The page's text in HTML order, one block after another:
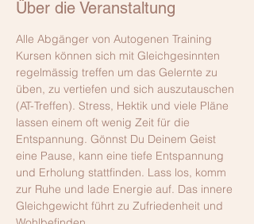
Über die Veranstaltung
Alle Abgänger von Autogenen Training
Kursen können sich mit Gleichgesinnten
regelmässig treffen um das Gelernte zu
üben, zu vertiefen und sich auszutauschen
(AT-Treffen). Stress, Hektik und viele Pläne
lassen einem oft wenig Zeit für die
Entspannung. Gönnst Du Deinem Geist
eine Pause, kann eine tiefe Entspannung
und Erholung stattfinden. Lass los, komm
zur Ruhe und lade Energie auf. Das innere
Gleichgewicht führt zu Zufriedenheit und